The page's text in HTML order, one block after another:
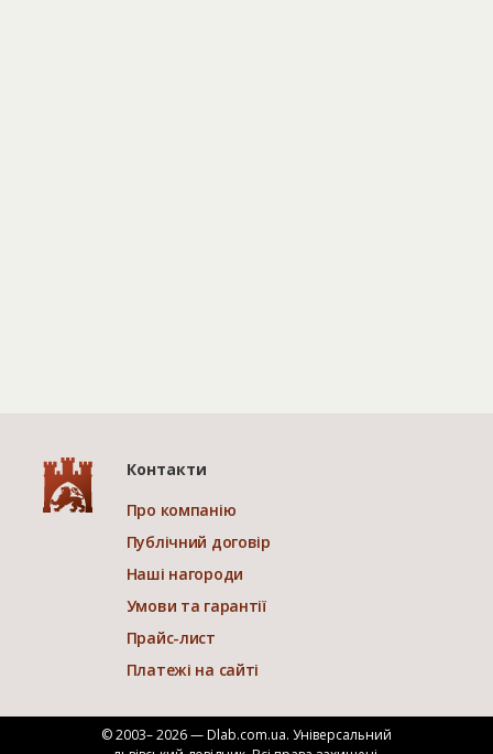
Контакти
Про компанію
Публічний договір
Наші нагороди
Умови та гарантії
Прайс-лист
Платежі на сайті
© 2003– 2026 — Dlab.com.ua. Універсальний